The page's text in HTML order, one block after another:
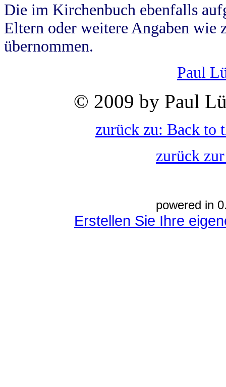
Die im Kirchenbuch ebenfalls
Eltern oder weitere Angaben wie
übernommen.
Paul
© 2009 by Paul
zurück zu: Back to
zurück
powered in
Erstellen Sie Ihre